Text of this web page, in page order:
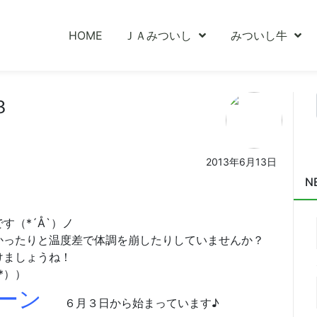
HOME ＪＡみついし みついし牛
2013年6月13日
（*´Å`）ノ
りと温度差で体調を崩したりしていませんか？
しょうね！
）
ン ６月３日から始まっています♪